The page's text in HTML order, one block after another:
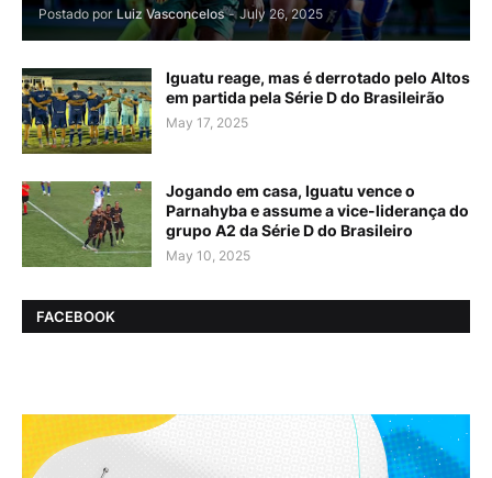
Postado por Luiz Vasconcelos - July 26, 2025
Iguatu reage, mas é derrotado pelo Altos
em partida pela Série D do Brasileirão
May 17, 2025
Jogando em casa, Iguatu vence o
Parnahyba e assume a vice-liderança do
grupo A2 da Série D do Brasileiro
May 10, 2025
FACEBOOK